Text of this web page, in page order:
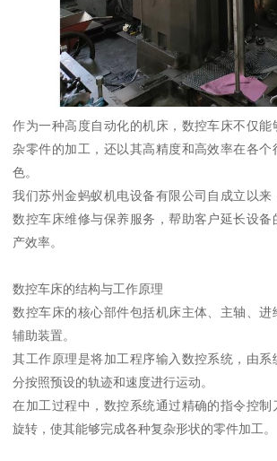
作为一种高度自动化的机床，数控车床不仅能
杂零件的加工，还以其高精度和高效率在各个
色。
我们苏州金蚂蚁机电设备有限公司自成立以来
数控车床维修与保养服务，帮助客户延长设备
产效率。
数控车床的结构与工作原理
数控车床的核心部件包括机床主体、主轴、进
辅助装置。
其工作原理是将加工程序输入数控系统，由系
分按照预设的轨迹和速度进行运动。
在加工过程中，数控系统通过精确的指令控制
旋转，使其能够完成各种复杂形状的零件加工。